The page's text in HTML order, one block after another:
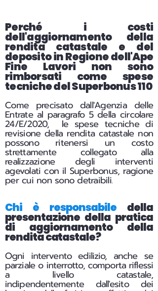
Perché i costi
dell'aggiornamento della
rendita catastale e del
deposito in Regione dell'Ape
Fine Lavori non sono
rimborsati come spese
tecniche del Superbonus 110
Come precisato dall'Agenzia delle
Entrate al paragrafo 5 della circolare
24/E/2020, le spese tecniche di
revisione della rendita catastale non
possono ritenersi un costo
strettamente collegato alla
realizzazione degli interventi
agevolati con il Superbonus, ragione
per cui non sono detraibili.
Chi è responsabiledella
presentazione della pratica
di aggiornamento della
rendita catastale?
Ogni intervento edilizio, anche se
parziale o interrotto, comporta riflessi
a livello catastale,
indipendentemente dall'esito dei